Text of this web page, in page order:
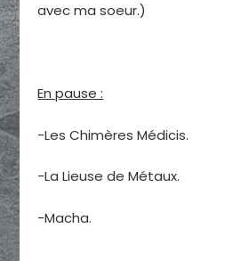
avec ma soeur.)
En pause :
-Les Chimères Médicis.
-La Lieuse de Métaux.
-Macha.